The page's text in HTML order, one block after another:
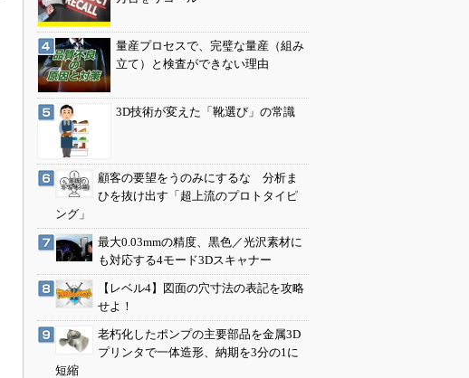
量産プロセスで、完璧な量産（組み
立て）と検査ができない理由
3D技術が変えた「靴選び」の常識
顧客の要望をうのみにするな 分析ま
ひを抜け出す「超上流のプロトタイピ
ング」
最大0.03mmの精度、黒色／光沢素材に
も対応する4モード3Dスキャナー
【レベル4】図面の穴寸法の表記を攻略
せよ！
老朽化したポンプの主要部品を金属3D
プリンタで一体造形、納期を3分の1に
短縮